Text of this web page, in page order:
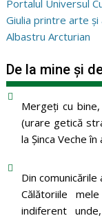
Portalul Universul
Giulia printre arte și
Albastru Arcturian
De la mine și
Mergeţi cu
(urare getică
la Şinca Veche
Din comunicările
Călătoriile
indiferent